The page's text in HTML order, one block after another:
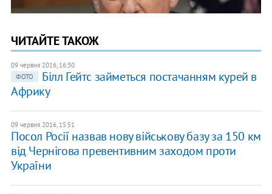
ЧИТАЙТЕ ТАКОЖ
09 червня 2016, 16:30
ФОТО
Білл Гейтс займеться постачанням курей в
Африку
09 червня 2016, 15:51
Посол Росії назвав нову військову базу за 150 км
від Чернігова превентивним заходом проти
України